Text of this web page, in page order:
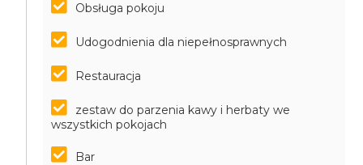
Obsługa pokoju
Udogodnienia dla niepełnosprawnych
Restauracja
zestaw do parzenia kawy i herbaty we
wszystkich pokojach
Bar